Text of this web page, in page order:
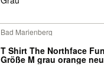
Bad Marienberg
T Shirt The Northface Funktions shirt
Größe M grau orange neu